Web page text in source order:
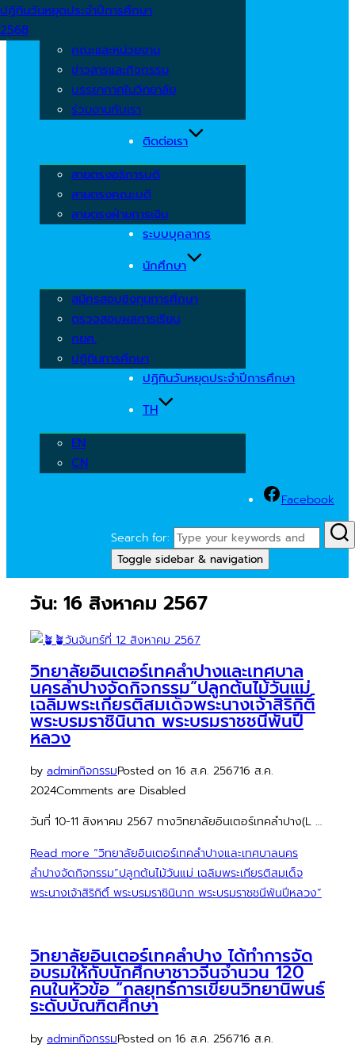
ปฏิทินวันหยุดประจำปีการศึกษา
2568
คณะและหน่วยงาน
ข่าวสารและกิจกรรม
บรรยากาศในวิทยาลัย
ร่วมงานกับเรา
ติดต่อเรา
สายตรงอธิการบดี
สายตรงคณะบดี
สายตรงฝ่ายการเงิน
ระบบบุคลากร
นักศึกษา
สมัครสอบชิงทุนการศึกษา
ตรวจสอบผลการเรียน
กยศ.
ปฏิทินการศึกษา
ปฏิทินวันหยุดประจำปีการศึกษา
TH
EN
CN
Facebook
Search for:
Toggle sidebar & navigation
วัน: 16 สิงหาคม 2567
วิทยาลัยอินเตอร์เทคลำปางและเทศบาล
นครลำปางจัดกิจกรรม”ปลูกต้นไม้วันแม่
เฉลิมพระเกียรติสมเด็จพระนางเจ้าสิริกิติ์
พระบรมราชินินาถ พระบรมราชชนีพันปี
หลวง
by adminกิจกรรมPosted on 16 ส.ค. 256716 ส.ค.
2024Comments are Disabled
วันที่ 10-11 สิงหาคม 2567 ทางวิทยาลัยอินเตอร์เทคลำปาง(L …
Read more “วิทยาลัยอินเตอร์เทคลำปางและเทศบาลนคร
ลำปางจัดกิจกรรม”ปลูกต้นไม้วันแม่ เฉลิมพระเกียรติสมเด็จ
พระนางเจ้าสิริกิติ์ พระบรมราชินินาถ พระบรมราชชนีพันปีหลวง”
วิทยาลัยอินเตอร์เทคลำปาง ได้ทำการจัด
อบรมให้กับนักศึกษาชาวจีนจำนวน 120
คนในหัวข้อ “กลยุทธ์การเขียนวิทยานิพนธ์
ระดับบัณฑิตศึกษา
by adminกิจกรรมPosted on 16 ส.ค. 256716 ส.ค.